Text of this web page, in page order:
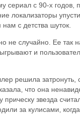
сериал с 90-х годов,
локализаторы
с детства шуток.
не случайно. Ее так
и
решила
что она
прическу звезда
за кулисами,